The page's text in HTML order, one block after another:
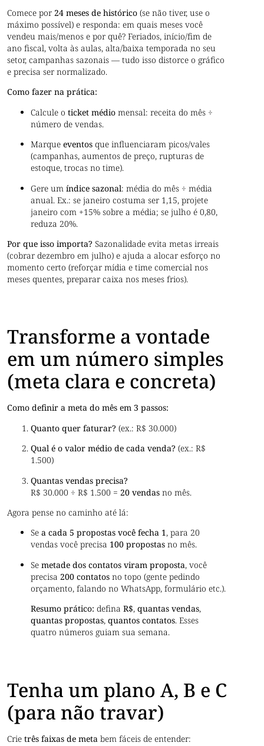
Comece por24 meses de histórico (se não tiver, use o
máximo possível) e responda: em quais meses você
vendeu mais/menos e por quê? Feriados, início/fim de
ano fiscal, volta às aulas, alta/baixa temporada no seu
setor, campanhas sazonais — tudo isso distorce o gráfico
e precisa ser normalizado.
Como fazer na prática:
Calcule oticket médio mensal: receita do mês ÷
número de vendas.
Marqueeventos que influenciaram picos/vales
(campanhas, aumentos de preço, rupturas de
estoque, trocas no time).
Gere umíndice sazonal: média do mês ÷ média
anual. Ex.: se janeiro costuma ser 1,15, projete
janeiro com +15% sobre a média; se julho é 0,80,
reduza 20%.
Por que isso importa? Sazonalidade evita metas irreais
(cobrar dezembro em julho) e ajuda a alocar esforço no
momento certo (reforçar mídia e time comercial nos
meses quentes, preparar caixa nos meses frios).
Transforme a vontade
em um número simples
(meta clara e concreta)
Como definir a meta do mês em 3 passos:
Quanto quer faturar? (ex.: R$ 30.000)
Qual é o valor médio de cada venda? (ex.: R$
1.500)
Quantas vendas precisa?
R$ 30.000 ÷ R$ 1.500 = 20 vendas no mês.
Agora pense no caminho até lá:
Sea cada 5 propostas você fecha 1, para 20
vendas você precisa 100 propostas no mês.
Semetade dos contatos viram proposta, você
precisa 200 contatos no topo (gente pedindo
orçamento, falando no WhatsApp, formulário etc.).
Resumo prático: definaR$,quantas vendas,
quantas propostas,quantos contatos. Esses
quatro números guiam sua semana.
Tenha um plano A, B e C
(para não travar)
Crietrês faixas de meta bem fáceis de entender: